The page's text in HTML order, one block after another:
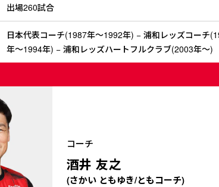
出場260試合
日本代表コーチ(1987年～1992年) − 浦和レッズコーチ
年～1994年) − 浦和レッズハートフルクラブ(2003年～)
コーチ
酒井 友之
(さかい ともゆき/ともコーチ)